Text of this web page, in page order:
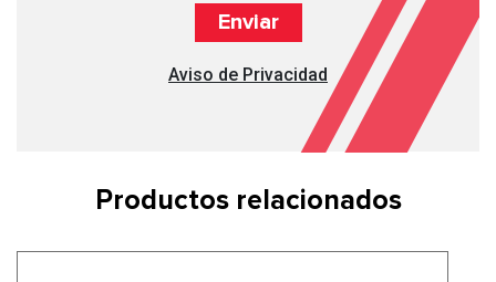
Aviso de Privacidad
Productos relacionados